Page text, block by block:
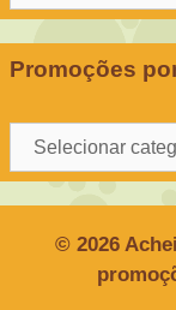
Promoções
Promoções
por
© 2026